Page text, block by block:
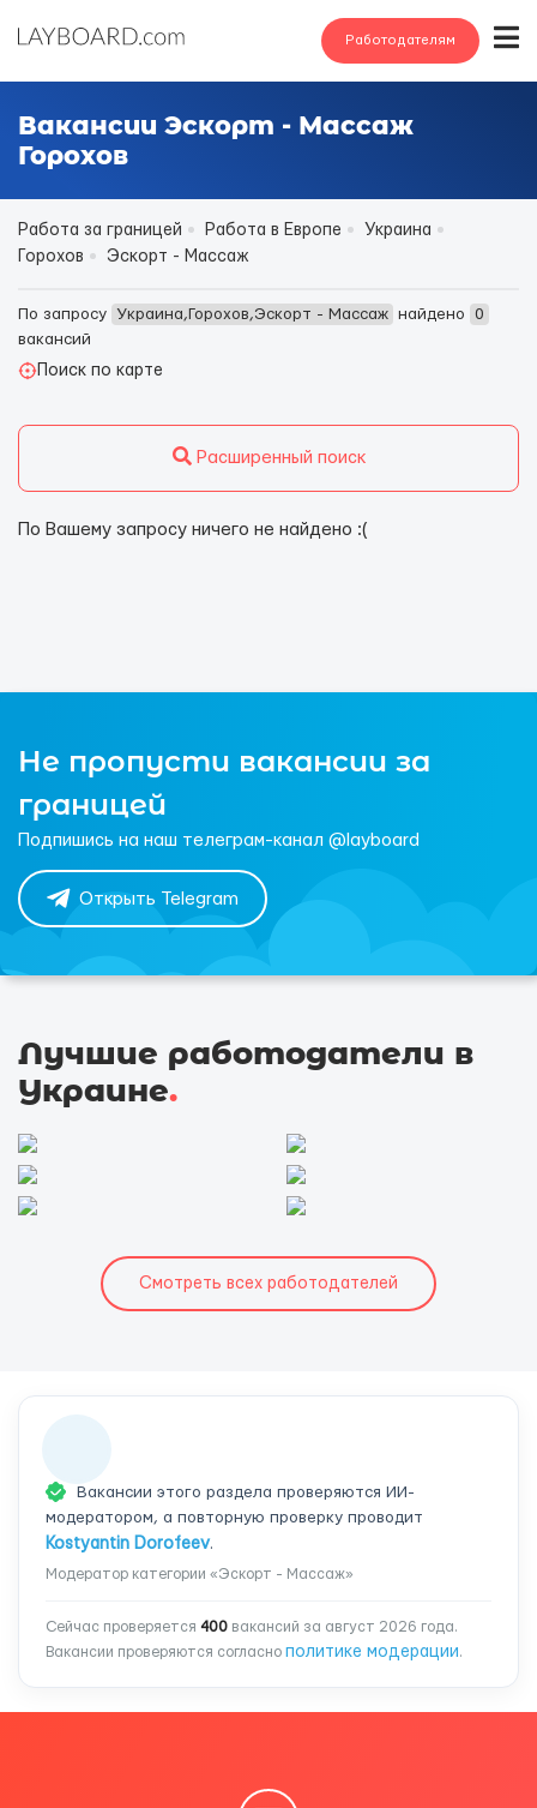
Работодателям
Вакансии Эскорт - Массаж
Горохов
Работа за границей Работа в Европе
Украина
Горохов
Эскорт - Массаж
По запросу Украина,Горохов,Эскорт - Массаж найдено
0
вакансий
Поиск по карте
Расширенный поиск
По Вашему запросу ничего не найдено :(
Не пропусти вакансии за
границей
Подпишись на наш телеграм-канал @layboard
Открыть Telegram
Лучшие работодатели в
Украине.
Смотреть всех работодателей
Вакансии этого раздела проверяются ИИ-
модератором, а повторную проверку проводит
Kostyantin Dorofeev.
Модератор категории «Эскорт - Массаж»
Сейчас проверяется 400 вакансий за август 2026 года.
Вакансии проверяются согласно политике модерации.